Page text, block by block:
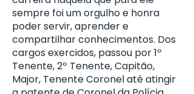
sempre foi um orgulho e honra
poder servir, aprender e
compartilhar conhecimentos. Dos
cargos exercidos, passou por 1º
Tenente, 2º Tenente, Capitão,
Major, Tenente Coronel até atingir